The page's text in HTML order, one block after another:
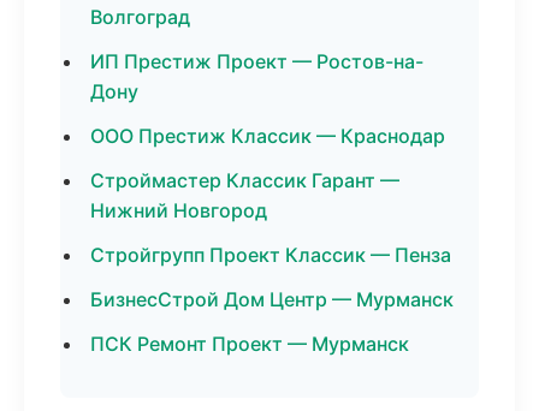
Волгоград
ИП Престиж Проект — Ростов-на-
Дону
ООО Престиж Классик — Краснодар
Строймастер Классик Гарант —
Нижний Новгород
Стройгрупп Проект Классик — Пенза
БизнесСтрой Дом Центр — Мурманск
ПСК Ремонт Проект — Мурманск